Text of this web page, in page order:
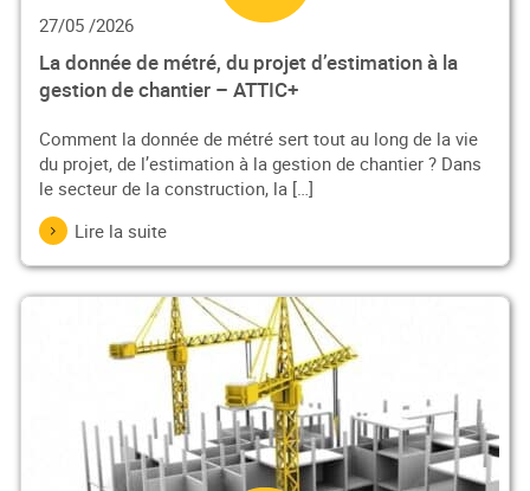
27/05 /2026
La donnée de métré, du projet d’estimation à la
gestion de chantier – ATTIC+
Comment la donnée de métré sert tout au long de la vie
du projet, de l’estimation à la gestion de chantier ? Dans
le secteur de la construction, la […]
Lire la suite